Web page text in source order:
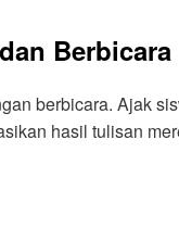
Berbicara
berbicara. Ajak
hasil tulisan